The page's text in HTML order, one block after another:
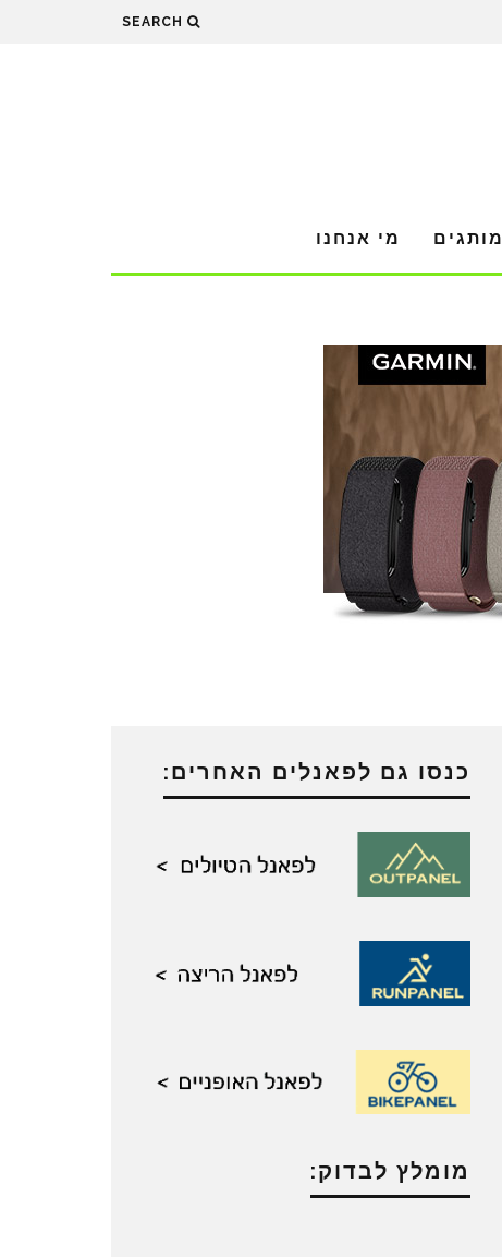
SEARCH
מותגים מי אנחנו
כנסו גם לפאנלים האחרים:
מומלץ לבדוק: